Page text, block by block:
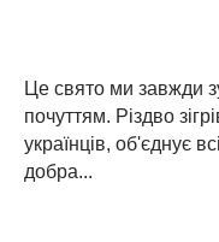
Це свято ми завжди
почуттям. Різдво
українців, об'єднує
добра...